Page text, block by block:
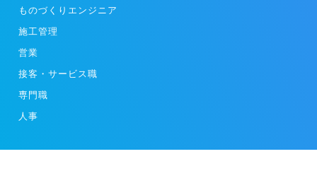
ものづくりエンジニア
施工管理
営業
接客・サービス職
専門職
人事